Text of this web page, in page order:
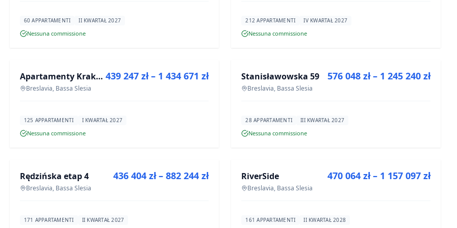
60 APPARTAMENTI II KWARTAŁ 2027
Nessuna commissione
212 APPARTAMENTI IV KWARTAŁ 2027
Nessuna commissione
PROGETTO Apartamenty Krakowska 6
Breslavia, Bassa Slesia
439 247 zł – 1 434 671 zł
125 APPARTAMENTI I KWARTAŁ 2027
Nessuna commissione
PROGETTO
Stanisławowska 59
Breslavia, Bassa Slesia
576 048 zł – 1 245 240 zł
28 APPARTAMENTI III KWARTAŁ 2027
Nessuna commissione
PROGETTO
Rędzińska etap 4
Breslavia, Bassa Slesia
436 404 zł – 882 244 zł
171 APPARTAMENTI II KWARTAŁ 2027
PROGETTO
RiverSide
Breslavia, Bassa Slesia
470 064 zł – 1 157 097 zł
161 APPARTAMENTI II KWARTAŁ 2028